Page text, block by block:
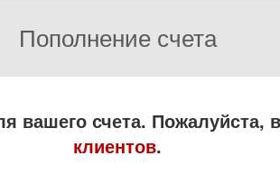
Пополнение счета
вашего счета. Пожалуйста,
клиентов.